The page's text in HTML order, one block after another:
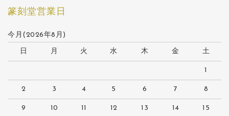
篆刻堂営業日
今月(2026年8月)
日 月 火 水 木 金 土
1
2 3 4 5 6 7 8
9 10 11 12 13 14 15